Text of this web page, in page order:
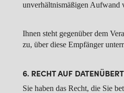
unverhältnismäßigen Aufwand
Ihnen steht gegenüber dem
zu, über diese Empfänger
6. RECHT AUF
Sie haben das Recht, die Sie